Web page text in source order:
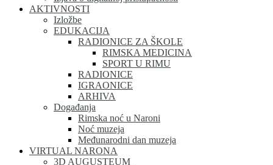
AKTIVNOSTI
Izložbe
EDUKACIJA
RADIONICE ZA ŠKOLE
RIMSKA MEDICINA
SPORT U RIMU
RADIONICE
IGRAONICE
ARHIVA
Događanja
Rimska noć u Naroni
Noć muzeja
Međunarodni dan muzeja
VIRTUAL NARONA
3D AUGUSTEUM